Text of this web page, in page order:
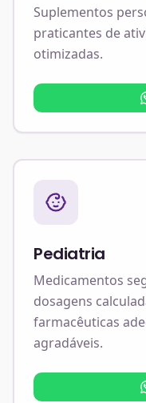
Suplementos
praticantes de
otimizadas.
Pediatria
Medicamentos
dosagens
farmacêuticas
agradáveis.